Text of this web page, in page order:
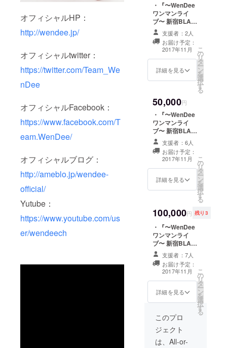
オフィシャルHP：
http://wendee.jp/
オフィシャルtwitter：
https://twitter.com/Team_We
nDee
オフィシャルFacebook：
https://www.facebook.com/T
eam.WenDee/
オフィシャルブログ：
http://ameblo.jp/wendee-
official/
Yutube：
https://www.youtube.com/us
er/wendeech
・『〜WenDee
ワンマンライ
ブ〜 新宿BLAZE
勝手におさえ
ちゃいまし
た！』 ワンマン
ライブDVDプレ
ゼント ・DVD上
映会参加券 実施
予定日 10月～11
連絡させて頂き
ます。 ・ワンマ
ンライブDVDの
エンドロールに
名前クレジット
・DVDにメン
バー全員サイン
（DVD上映会に
て） ・1週間メ
ンバーからモー
ニングコール券
（メンバーが日
かけます）
支援者：2人
お届け予定：
2017年11月
詳細を見る
こ
の
リ
タ
ー
ン
を
選
択
す
る
50,000円
・『〜WenDee
ワンマンライ
ブ〜 新宿BLAZE
勝手におさえ
ちゃいまし
た！』 ワンマン
ライブDVDプレ
ゼント ・DVD上
映会参加券 実施
予定日 10月～11
させて頂きま
す。 ・ワンマン
ライブDVDのエ
ンドロールに名
前クレジット ・
DVDにメンバー
全員サイン
（DVD上映会に
て） ・BBQ+花
予定日 8月中土
日（日程決まり
て頂きます） ※
別途飲食代かか
ります。
支援者：6人
お届け予定：
2017年11月
詳細を見る
こ
の
リ
タ
ー
ン
を
選
択
す
る
100,000円 残り3
・『〜WenDee
ワンマンライ
ブ〜 新宿BLAZE
勝手におさえ
ちゃいまし
た！』 ワンマン
ライブDVDプレ
ゼント ・DVD上
映会参加券 実施
予定日 10月～11
程決まり次第ご
ます。 ・DVDに
メンバー全員サ
支援者：7人
お届け予定：
2017年11月
詳細を見る
こ
の
リ
タ
ー
ン
を
選
択
す
る
このプロ
ジェクト
は、All-or-